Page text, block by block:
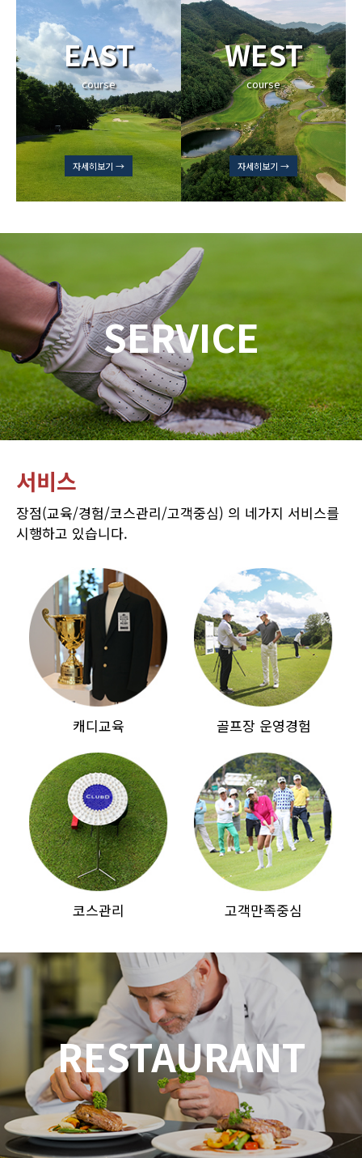
EAST
course
자세히보기 →
WEST
course
자세히보기 →
SERVICE
서비스
장점(교육/경험/코스관리/고객중심) 의 네가지 서비스를
시행하고 있습니다.
캐디교육 골프장 운영경험
코스관리 고객만족중심
RESTAURANT